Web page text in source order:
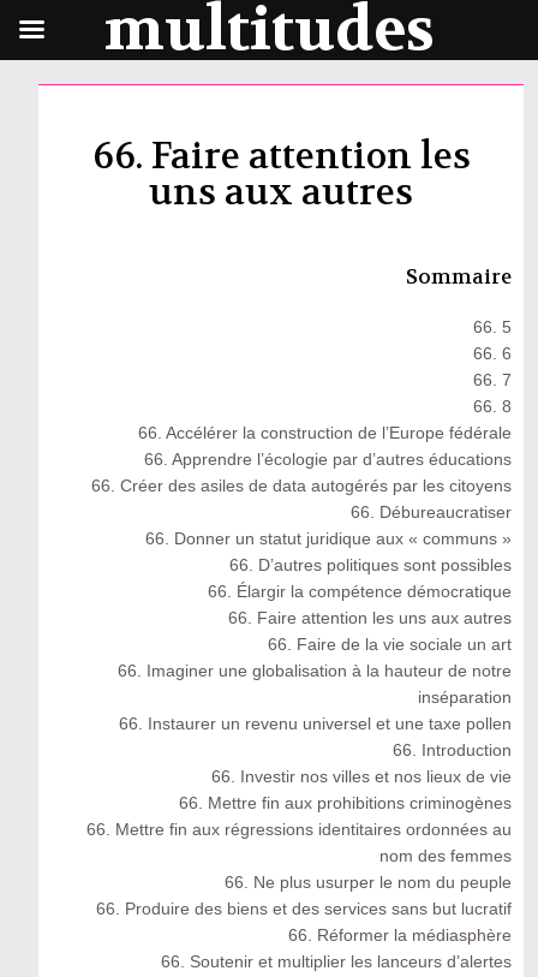
66. Faire attention les
uns aux autres
Sommaire
66. 5
66. 6
66. 7
66. 8
66. Accélérer la construction de l’Europe fédérale
66. Apprendre l’écologie par d’autres éducations
66. Créer des asiles de data autogérés par les citoyens
66. Débureaucratiser
66. Donner un statut juridique aux « communs »
66. D’autres politiques sont possibles
66. Élargir la compétence démocratique
66. Faire attention les uns aux autres
66. Faire de la vie sociale un art
66. Imaginer une globalisation à la hauteur de notre
inséparation
66. Instaurer un revenu universel et une taxe pollen
66. Introduction
66. Investir nos villes et nos lieux de vie
66. Mettre fin aux prohibitions criminogènes
66. Mettre fin aux régressions identitaires ordonnées au
nom des femmes
66. Ne plus usurper le nom du peuple
66. Produire des biens et des services sans but lucratif
66. Réformer la médiasphère
66. Soutenir et multiplier les lanceurs d’alertes
multitudes